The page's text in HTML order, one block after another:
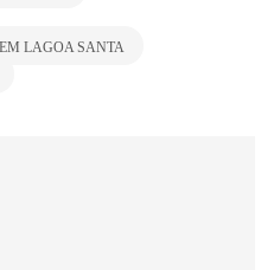
LAGOA SANTA